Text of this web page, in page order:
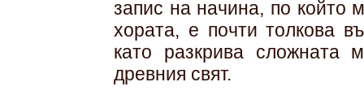
запис на начина, по който
хората, е почти толкова
като разкрива сложната
древния свят.